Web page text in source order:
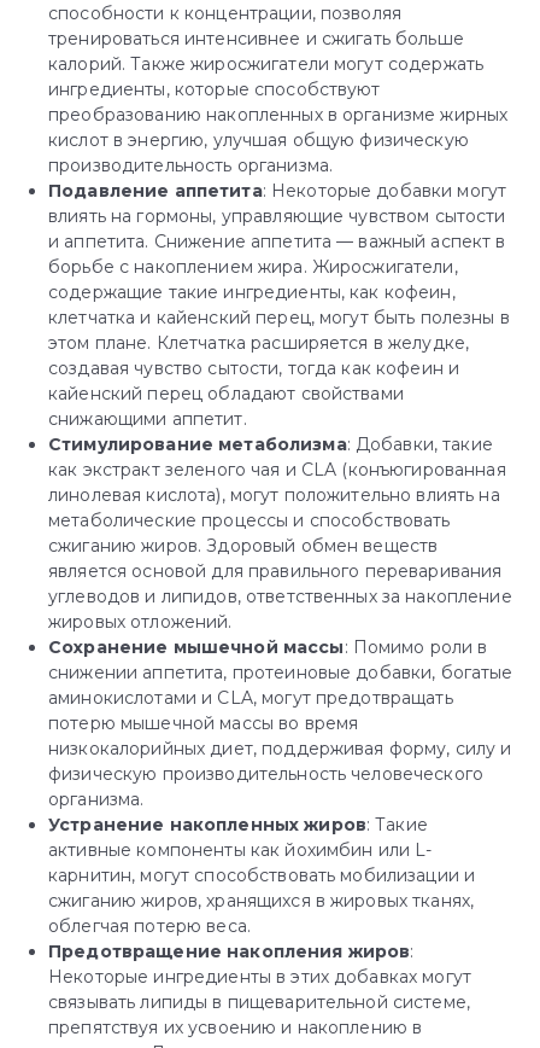
способности к концентрации, позволяя
тренироваться интенсивнее и сжигать больше
калорий. Также жиросжигатели могут содержать
ингредиенты, которые способствуют
преобразованию накопленных в организме жирных
кислот в энергию, улучшая общую физическую
производительность организма.
Подавление аппетита: Некоторые добавки могут
влиять на гормоны, управляющие чувством сытости
и аппетита. Снижение аппетита — важный аспект в
борьбе с накоплением жира. Жиросжигатели,
содержащие такие ингредиенты, как кофеин,
клетчатка и кайенский перец, могут быть полезны в
этом плане. Клетчатка расширяется в желудке,
создавая чувство сытости, тогда как кофеин и
кайенский перец обладают свойствами
снижающими аппетит.
Стимулирование метаболизма: Добавки, такие
как экстракт зеленого чая и CLA (конъюгированная
линолевая кислота), могут положительно влиять на
метаболические процессы и способствовать
сжиганию жиров. Здоровый обмен веществ
является основой для правильного переваривания
углеводов и липидов, ответственных за накопление
жировых отложений.
Сохранение мышечной массы: Помимо роли в
снижении аппетита, протеиновые добавки, богатые
аминокислотами и CLA, могут предотвращать
потерю мышечной массы во время
низкокалорийных диет, поддерживая форму, силу и
физическую производительность человеческого
организма.
Устранение накопленных жиров: Такие
активные компоненты как йохимбин или L-
карнитин, могут способствовать мобилизации и
сжиганию жиров, хранящихся в жировых тканях,
облегчая потерю веса.
Предотвращение накопления жиров:
Некоторые ингредиенты в этих добавках могут
связывать липиды в пищеварительной системе,
препятствуя их усвоению и накоплению в